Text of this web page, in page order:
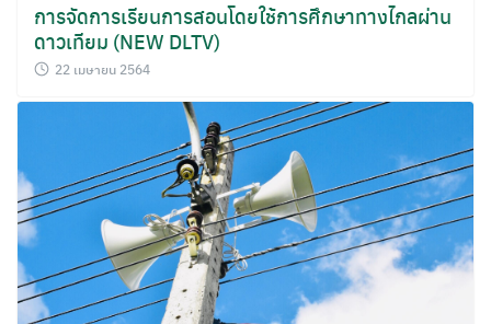
การจัดการเรียนการสอนโดยใช้การศึกษาทางไกลผ่าน
ดาวเทียม (NEW DLTV)
22 เมษายน 2564